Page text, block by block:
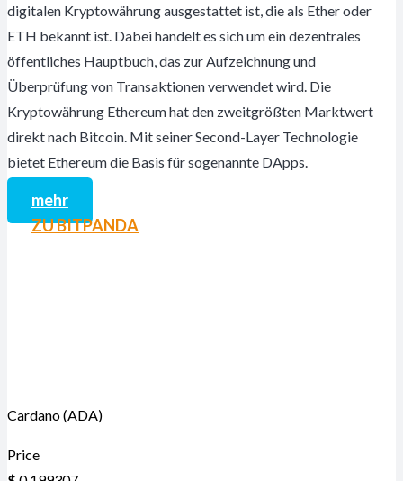
digitalen Kryptowährung ausgestattet ist, die als Ether oder
ETH bekannt ist. Dabei handelt es sich um ein dezentrales
öffentliches Hauptbuch, das zur Aufzeichnung und
Überprüfung von Transaktionen verwendet wird. Die
Kryptowährung Ethereum hat den zweitgrößten Marktwert
direkt nach Bitcoin. Mit seiner Second-Layer Technologie
bietet Ethereum die Basis für sogenannte DApps.
mehr
ZU BITPANDA
Cardano (ADA)
Price